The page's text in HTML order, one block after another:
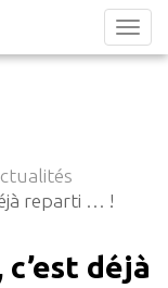
reparti … !
déjà